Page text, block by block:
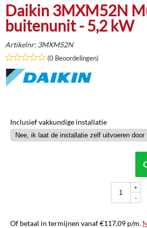
Daikin 3MXM52N
buitenunit - 5,2 kW
Artikelnr: 3MXM52N
(0 Beoordelingen)
Inclusief vakkundige installatie
+
-
Of betaal in termijnen vanaf€117,09 p/m.